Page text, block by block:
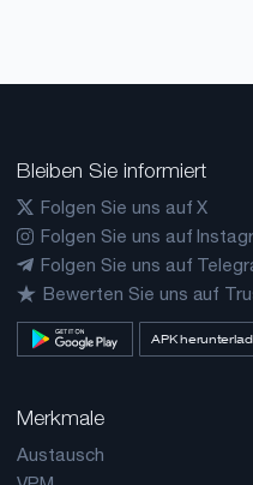
Bleiben Sie informiert
Folgen Sie uns auf X
Folgen Sie uns auf
Folgen Sie uns auf
Bewerten Sie uns auf
APK
Merkmale
Austausch